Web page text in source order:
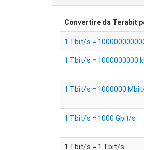
Convertire da Terabit
1 Tbit/s =
1 Tbit/s = 1000000000
1 Tbit/s = 1000000
1 Tbit/s = 1000 Gbit/s
1 Tbit/s = 1 Tbit/s